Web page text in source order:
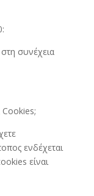
συνέχεια
Cookies;
ενδέχεται
είναι